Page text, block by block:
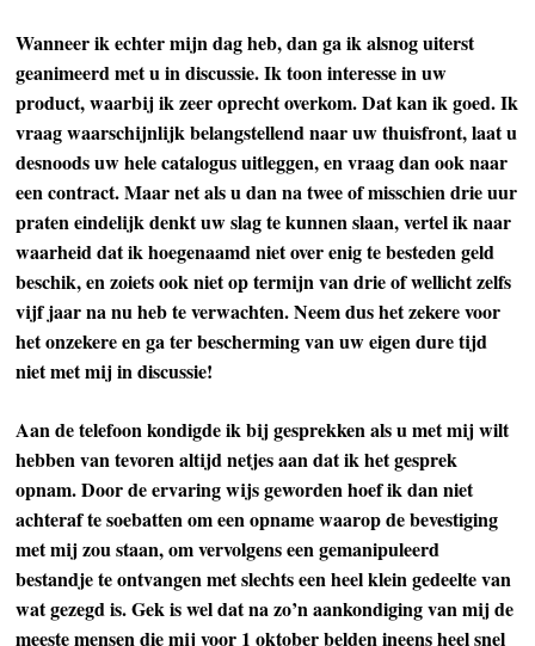
Wanneer ik echter mijn dag heb, dan ga ik alsnog uiterst
geanimeerd met u in discussie. Ik toon interesse in uw
product, waarbij ik zeer oprecht overkom. Dat kan ik goed. Ik
vraag waarschijnlijk belangstellend naar uw thuisfront, laat u
desnoods uw hele catalogus uitleggen, en vraag dan ook naar
een contract. Maar net als u dan na twee of misschien drie uur
praten eindelijk denkt uw slag te kunnen slaan, vertel ik naar
waarheid dat ik hoegenaamd niet over enig te besteden geld
beschik, en zoiets ook niet op termijn van drie of wellicht zelfs
vijf jaar na nu heb te verwachten. Neem dus het zekere voor
het onzekere en ga ter bescherming van uw eigen dure tijd
niet met mij in discussie!
Aan de telefoon kondigde ik bij gesprekken als u met mij wilt
hebben van tevoren altijd netjes aan dat ik het gesprek
opnam. Door de ervaring wijs geworden hoef ik dan niet
achteraf te soebatten om een opname waarop de bevestiging
met mij zou staan, om vervolgens een gemanipuleerd
bestandje te ontvangen met slechts een heel klein gedeelte van
wat gezegd is. Gek is wel dat na zo’n aankondiging van mij de
meeste mensen die mij voor 1 oktober belden ineens heel snel